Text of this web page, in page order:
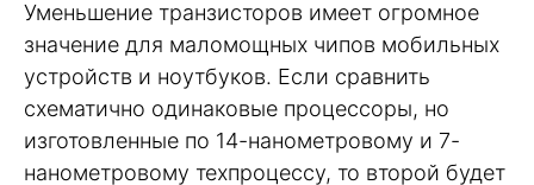
Уменьшение транзисторов имеет огромное
значение для маломощных чипов мобильных
устройств и ноутбуков. Если сравнить
схематично одинаковые процессоры, но
изготовленные по 14-нанометровому и 7-
нанометровому техпроцессу, то второй будет